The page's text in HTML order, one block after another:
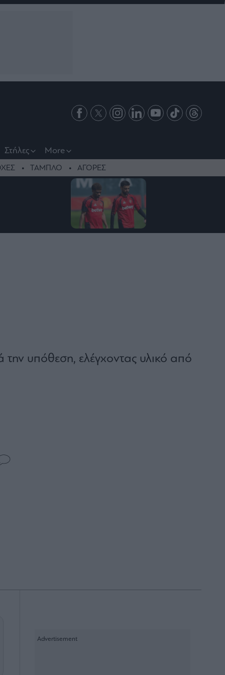
Στήλες More
ΤΑΜΠΛΟ ΑΓΟΡΕΣ
την υπόθεση, ελέγχοντας υλικό από